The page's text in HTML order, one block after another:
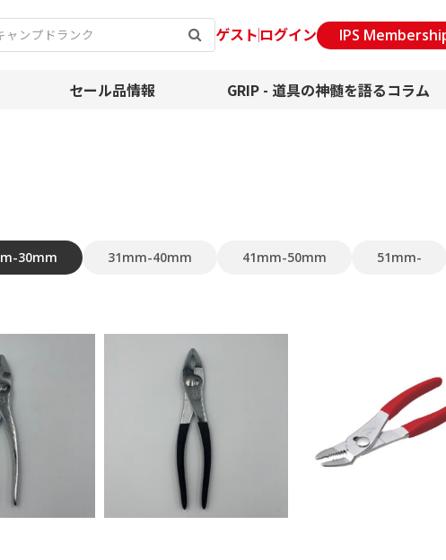
ゲスト ログイン IPS
セール品情報 GRIP - 道具の神髄を語るコラム
30mm 31mm-40mm 41mm-50mm 51mm-